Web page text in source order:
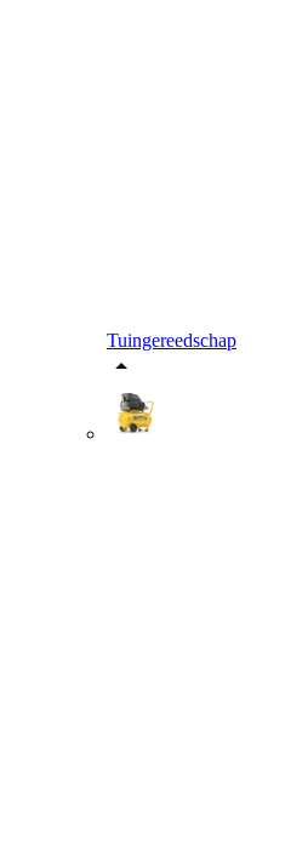
Tuingereedschap